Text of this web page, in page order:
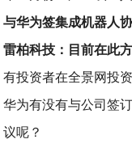
与华为签集成机器人
雷柏科技：目前在此
有投资者在全景网投
华为有没有与公司签
议呢？